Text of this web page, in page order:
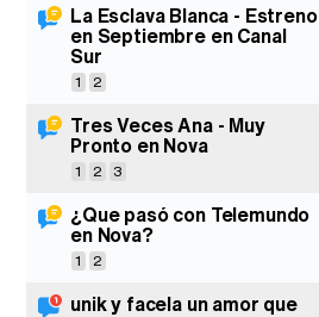
La Esclava Blanca - Estreno
en Septiembre en Canal
Sur
1 2
Tres Veces Ana - Muy
Pronto en Nova
1 2 3
¿Que pasó con Telemundo
en Nova?
1 2
unik y facela un amor que